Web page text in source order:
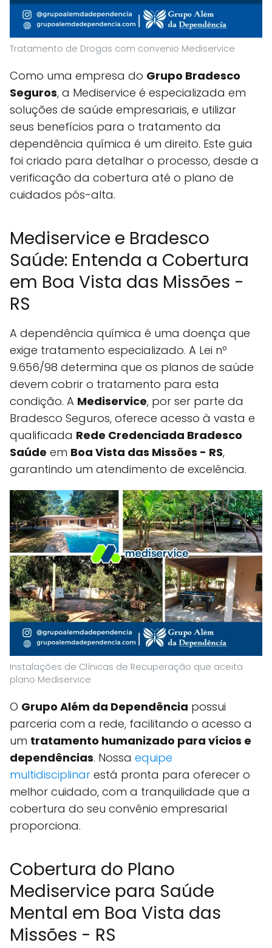
Tratamento de Drogas com convenio Mediservice
Como uma empresa do Grupo Bradesco
Seguros, a Mediservice é especializada em
soluções de saúde empresariais, e utilizar
seus benefícios para o tratamento da
dependência química é um direito. Este guia
foi criado para detalhar o processo, desde a
verificação da cobertura até o plano de
cuidados pós-alta.
Mediservice e Bradesco
Saúde: Entenda a Cobertura
em Boa Vista das Missões -
RS
A dependência química é uma doença que
exige tratamento especializado. A Lei nº
9.656/98 determina que os planos de saúde
devem cobrir o tratamento para esta
condição. A Mediservice, por ser parte da
Bradesco Seguros, oferece acesso à vasta e
qualificada Rede Credenciada Bradesco
Saúde em Boa Vista das Missões - RS,
garantindo um atendimento de excelência.
Instalações de Clínicas de Recuperação que aceita
plano Mediservice
O Grupo Além da Dependência possui
parceria com a rede, facilitando o acesso a
um tratamento humanizado para vícios e
dependências. Nossa equipe
multidisciplinar está pronta para oferecer o
melhor cuidado, com a tranquilidade que a
cobertura do seu convênio empresarial
proporciona.
Cobertura do Plano
Mediservice para Saúde
Mental em Boa Vista das
Missões - RS